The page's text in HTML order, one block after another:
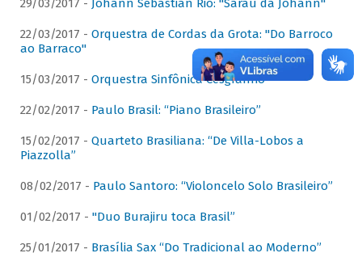
29/03/2017 - Johann Sebastian Rio: "Sarau da Johann"
22/03/2017 - Orquestra de Cordas da Grota: "Do Barroco
ao Barraco"
15/03/2017 - Orquestra Sinfônica Cesgranrio
22/02/2017 - Paulo Brasil: “Piano Brasileiro”
15/02/2017 - Quarteto Brasiliana: “De Villa-Lobos a
Piazzolla”
08/02/2017 - Paulo Santoro: “Violoncelo Solo Brasileiro”
01/02/2017 - "Duo Burajiru toca Brasil”
25/01/2017 - Brasília Sax “Do Tradicional ao Moderno”